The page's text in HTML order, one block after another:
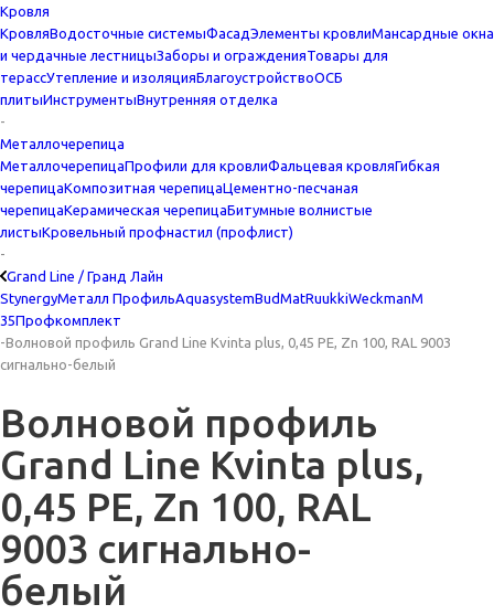
Кровля
КровляВодосточные системыФасадЭлементы кровлиМансардные окна
и чердачные лестницыЗаборы и огражденияТовары для
терассУтепление и изоляцияБлагоустройствоОСБ
плитыИнструментыВнутренняя отделка
-
Металлочерепица
МеталлочерепицаПрофили для кровлиФальцевая кровляГибкая
черепицаКомпозитная черепицаЦементно-песчаная
черепицаКерамическая черепицаБитумные волнистые
листыКровельный профнастил (профлист)
-
Grand Line / Гранд Лайн
StynergyМеталл ПрофильAquasystemBudMatRuukkiWeckmanМ
35Профкомплект
-Волновой профиль Grand Line Kvinta plus, 0,45 PE, Zn 100, RAL 9003
сигнально-белый
Волновой профиль
Grand Line Kvinta plus,
0,45 PE, Zn 100, RAL
9003 сигнально-
белый